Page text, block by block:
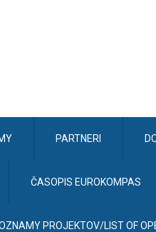
PARTNERI
ČASOPIS EUROKOMPAS
PROJEKTOV/LIST OF